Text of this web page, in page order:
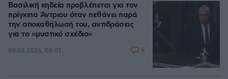
Βασιλική κηδεία προβλέπεται για τον
πρίγκιπα Άντριου όταν πεθάνει παρά
την αποκαθήλωσή του, αντιδράσεις
για το «μυστικό σχέδιο»
09.08.2026, 08:01 9